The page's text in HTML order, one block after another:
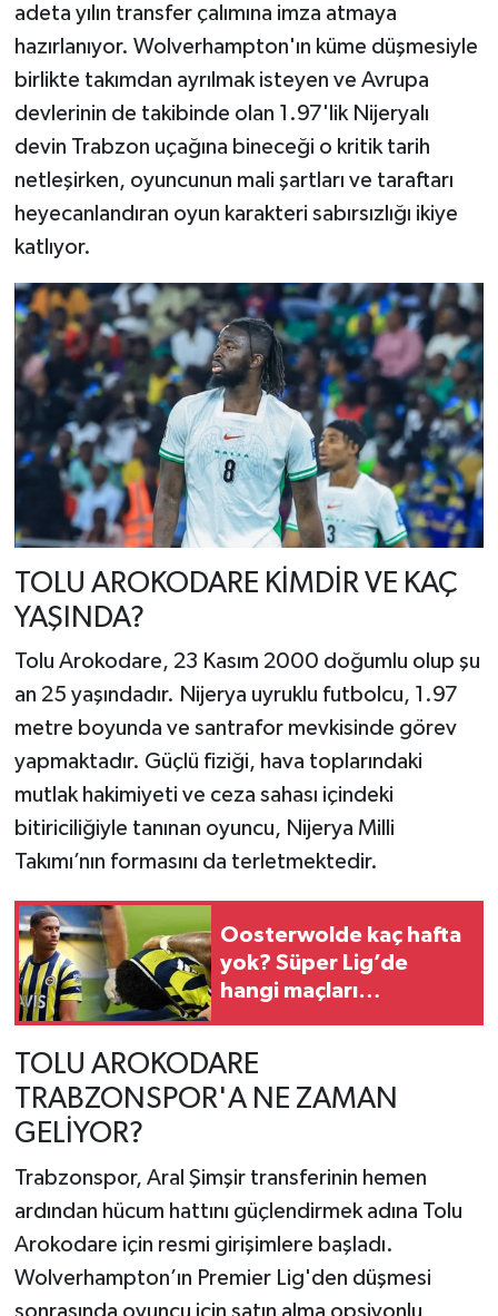
adeta yılın transfer çalımına imza atmaya
hazırlanıyor. Wolverhampton'ın küme düşmesiyle
birlikte takımdan ayrılmak isteyen ve Avrupa
devlerinin de takibinde olan 1.97'lik Nijeryalı
devin Trabzon uçağına bineceği o kritik tarih
netleşirken, oyuncunun mali şartları ve taraftarı
heyecanlandıran oyun karakteri sabırsızlığı ikiye
katlıyor.
TOLU AROKODARE KİMDİR VE KAÇ
YAŞINDA?
Tolu Arokodare, 23 Kasım 2000 doğumlu olup şu
an 25 yaşındadır. Nijerya uyruklu futbolcu, 1.97
metre boyunda ve santrafor mevkisinde görev
yapmaktadır. Güçlü fiziği, hava toplarındaki
mutlak hakimiyeti ve ceza sahası içindeki
bitiriciliğiyle tanınan oyuncu, Nijerya Milli
Takımı’nın formasını da terletmektedir.
Oosterwolde kaç hafta
yok? Süper Lig’de
hangi maçları
TOLU AROKODARE
TRABZONSPOR'A NE ZAMAN
GELİYOR?
Trabzonspor, Aral Şimşir transferinin hemen
ardından hücum hattını güçlendirmek adına Tolu
Arokodare için resmi girişimlere başladı.
Wolverhampton’ın Premier Lig'den düşmesi
sonrasında oyuncu için satın alma opsiyonlu